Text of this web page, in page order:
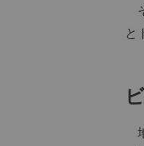
と